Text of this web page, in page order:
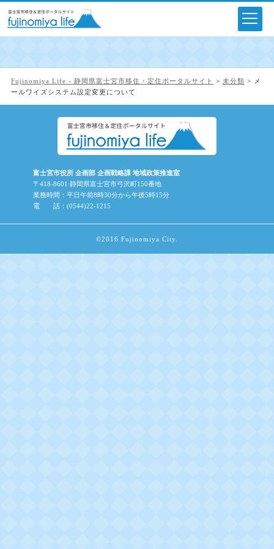
Fujinomiya Life - 静岡県富士宮市移住・定住ポータルサイト > 未分類 >
メ
ールワイズシステム設定変更について
富士宮市役所 企画部 企画戦略課 地域政策推進室
〒418-8601 静岡県富士宮市弓沢町150番地
業務時間：平日午前8時30分から午後5時15分
電 話：(0544)22-1215
©2016 Fujinomiya City.